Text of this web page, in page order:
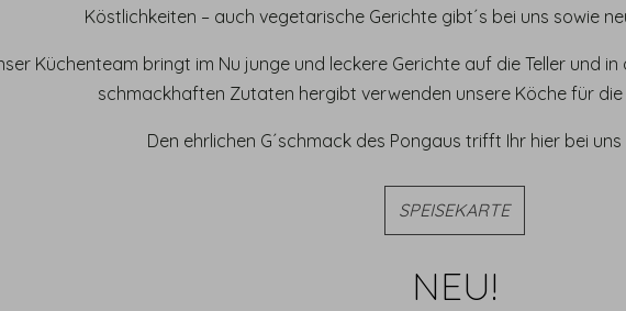
Köstlichkeiten – auch vegetarische Gerichte gibt´s bei uns sowie
Küchenteam bringt im Nu junge und leckere Gerichte auf die Teller und in
schmackhaften Zutaten hergibt verwenden unsere Köche für
Den ehrlichen G´schmack des Pongaus trifft Ihr hier bei uns
SPEISEKARTE
NEU!